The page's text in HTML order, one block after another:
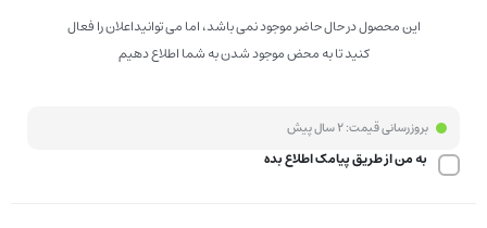
این محصول در حال حاضر موجود نمی باشد، اما می توانیداعلان را فعال
کنید تا به محض موجود شدن به شما اطلاع دهیم
بروزرسانی قیمت:2 سال پیش
به من از طریق پیامک اطلاع بده